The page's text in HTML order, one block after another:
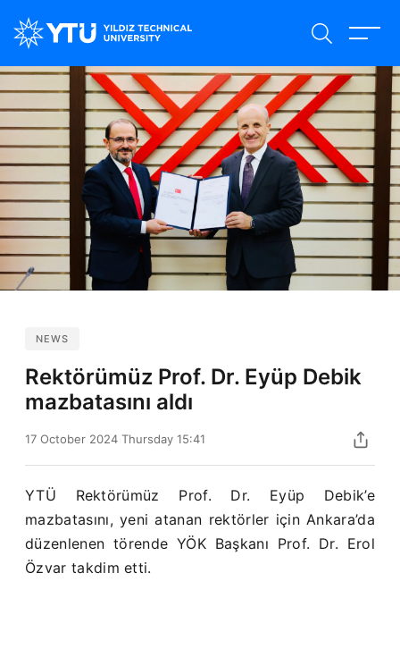
to
main
content
NEWS
Rektörümüz Prof. Dr. Eyüp Debik
mazbatasını aldı
17 October 2024 Thursday 15:41
YTÜ Rektörümüz Prof. Dr. Eyüp Debik’e
mazbatasını, yeni atanan rektörler için Ankara’da
düzenlenen törende YÖK Başkanı Prof. Dr. Erol
Özvar takdim etti.